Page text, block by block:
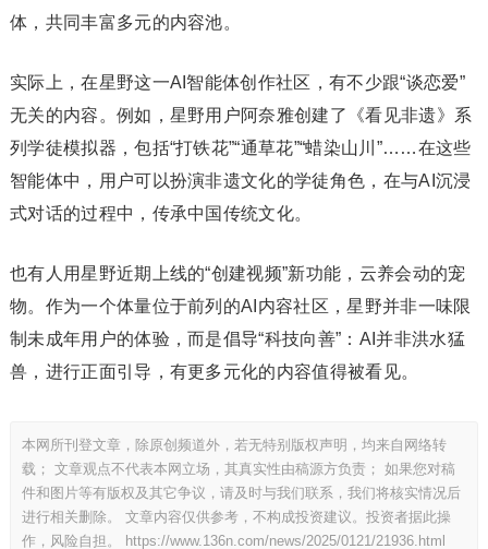
体，共同丰富多元的内容池。
实际上，在星野这一AI智能体创作社区，有不少跟“谈恋爱”
无关的内容。例如，星野用户阿奈雅创建了《看见非遗》系
列学徒模拟器，包括“打铁花”“通草花”“蜡染山川”……在这些
智能体中，用户可以扮演非遗文化的学徒角色，在与AI沉浸
式对话的过程中，传承中国传统文化。
也有人用星野近期上线的“创建视频”新功能，云养会动的宠
物。作为一个体量位于前列的AI内容社区，星野并非一味限
制未成年用户的体验，而是倡导“科技向善”：AI并非洪水猛
兽，进行正面引导，有更多元化的内容值得被看见。
本网所刊登文章，除原创频道外，若无特别版权声明，均来自网络转
载； 文章观点不代表本网立场，其真实性由稿源方负责； 如果您对稿
件和图片等有版权及其它争议，请及时与我们联系，我们将核实情况后
进行相关删除。 文章内容仅供参考，不构成投资建议。投资者据此操
作，风险自担。
https://www.136n.com/news/2025/0121/21936.html